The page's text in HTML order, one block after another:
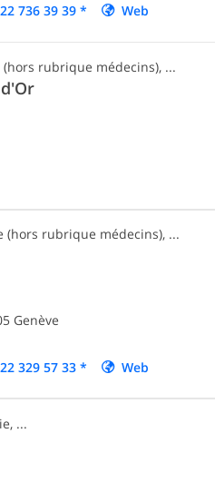
736 39 39 * Web
rubrique médecins), ...
(hors rubrique médecins), ...
Genève
329 57 33 * Web
...